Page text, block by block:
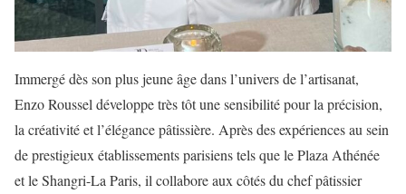
Immergé dès son plus jeune âge dans l’univers de l’artisanat,
Enzo Roussel développe très tôt une sensibilité pour la précision,
la créativité et l’élégance pâtissière. Après des expériences au sein
de prestigieux établissements parisiens tels que le Plaza Athénée
et le Shangri-La Paris, il collabore aux côtés du chef pâtissier